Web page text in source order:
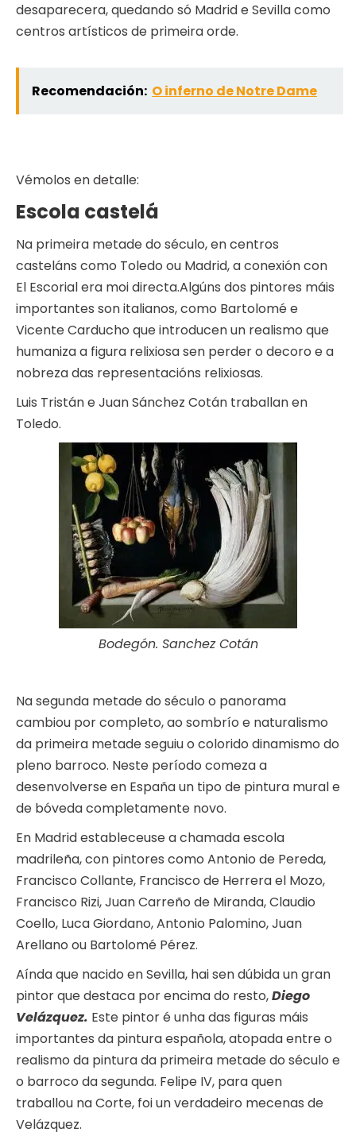
desaparecera, quedando só Madrid e Sevilla como
centros artísticos de primeira orde.
Recomendación: O inferno de Notre Dame
Vémolos en detalle:
Escola castelá
Na primeira metade do século, en centros
casteláns como Toledo ou Madrid, a conexión con
El Escorial era moi directa.Algúns dos pintores máis
importantes son italianos, como Bartolomé e
Vicente Carducho que introducen un realismo que
humaniza a figura relixiosa sen perder o decoro e a
nobreza das representacións relixiosas.
Luis Tristán e Juan Sánchez Cotán traballan en
Toledo.
Bodegón. Sanchez Cotán
Na segunda metade do século o panorama
cambiou por completo, ao sombrío e naturalismo
da primeira metade seguiu o colorido dinamismo do
pleno barroco. Neste período comeza a
desenvolverse en España un tipo de pintura mural e
de bóveda completamente novo.
En Madrid estableceuse a chamada escola
madrileña, con pintores como Antonio de Pereda,
Francisco Collante, Francisco de Herrera el Mozo,
Francisco Rizi, Juan Carreño de Miranda, Claudio
Coello, Luca Giordano, Antonio Palomino, Juan
Arellano ou Bartolomé Pérez.
Aínda que nacido en Sevilla, hai sen dúbida un gran
pintor que destaca por encima do resto,Diego
Velázquez. Este pintor é unha das figuras máis
importantes da pintura española, atopada entre o
realismo da pintura da primeira metade do século e
o barroco da segunda. Felipe IV, para quen
traballou na Corte, foi un verdadeiro mecenas de
Velázquez.